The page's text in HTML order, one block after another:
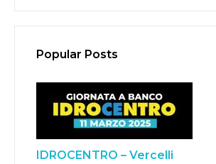
Popular Posts
IDROCENTRO – Vercelli